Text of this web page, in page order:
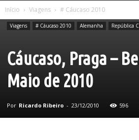
Início
Viagens # Cáucaso 2010
Viagens # Cáucaso 2010 Alemanha República
Cáucaso, Praga –
Maio de 2010
Por Ricardo Ribeiro - 23/12/2010 596